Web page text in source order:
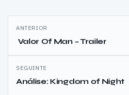
Navegação
de
artigos
ANTERIOR
Valor Of Man – Trailer
SEGUINTE
Análise: Kingdom of Night